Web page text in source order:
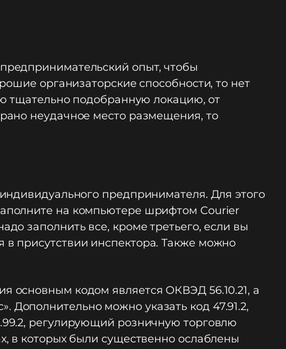
опыт, чтобы
организаторские способности, то нет
тщательно подобранную локацию, от
неудачное место размещения, то
предпринимателя. Для этого
на компьютере шрифтом Courier
заполнить все, кроме третьего, если вы
присутствии инспектора. Также можно
основным кодом является ОКВЭД 56.10.21, а
Дополнительно можно указать код 47.91.2,
регулирующий розничную торговлю
в которых были существенно ослаблены